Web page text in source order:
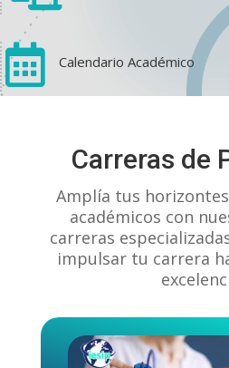
1 0
 Calendario Académico
Carreras de
Amplía tus
académicos con
carreras
impulsar tu carrera